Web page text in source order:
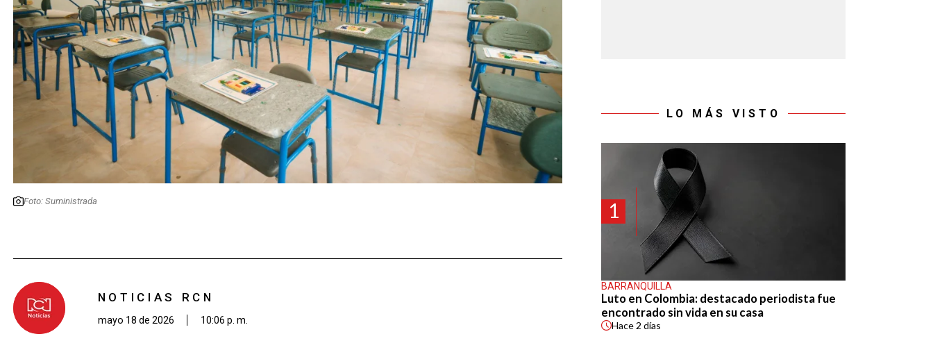
Foto: Suministrada
NOTICIAS RCN
mayo 18 de 2026 10:06 p. m.
LO MÁS VISTO
1
BARRANQUILLA
Luto en Colombia: destacado periodista fue
encontrado sin vida en su casa
Hace2 días